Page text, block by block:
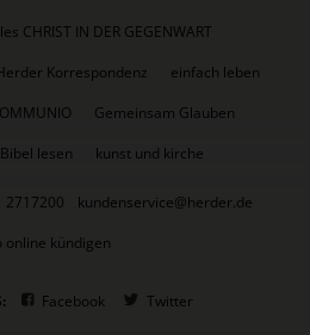
CHRIST IN DER GEGENWART
Korrespondenz
einfach leben
Gemeinsam Glauben
Bibel lesen kunst und kirche
2717200
kundenservice@herder.de
online kündigen
Facebook Twitter